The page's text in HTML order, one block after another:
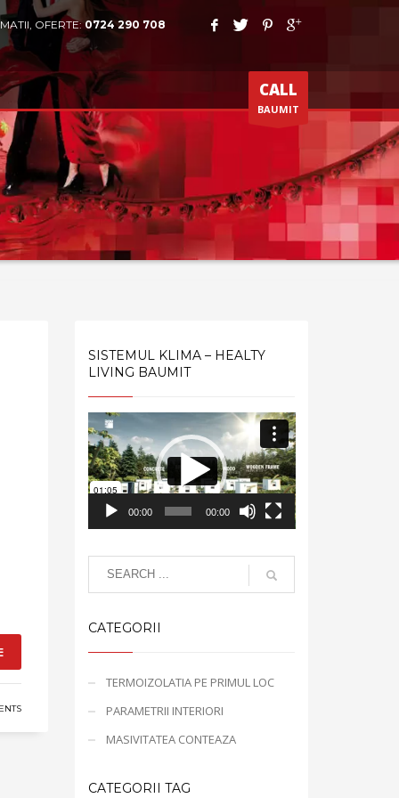
OFERTE: 0724 290 708
CALL
BAUMIT
SISTEMUL KLIMA – HEALTY
LIVING BAUMIT
Video
Player
00:00 00:00
CATEGORII
TERMOIZOLATIA PE PRIMUL LOC
PARAMETRII INTERIORI
MASIVITATEA CONTEAZA
CATEGORII TAG